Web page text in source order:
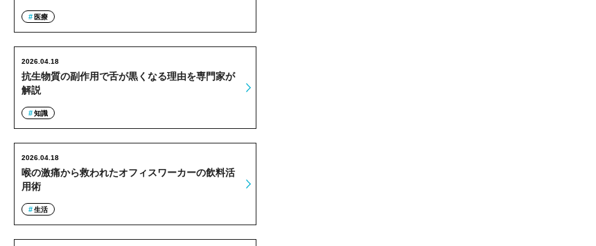
医療
抗生物質の副作用で舌が黒くなる理由を専門家が
解説
2026.04.18
知識
喉の激痛から救われたオフィスワーカーの飲料活
用術
2026.04.18
生活